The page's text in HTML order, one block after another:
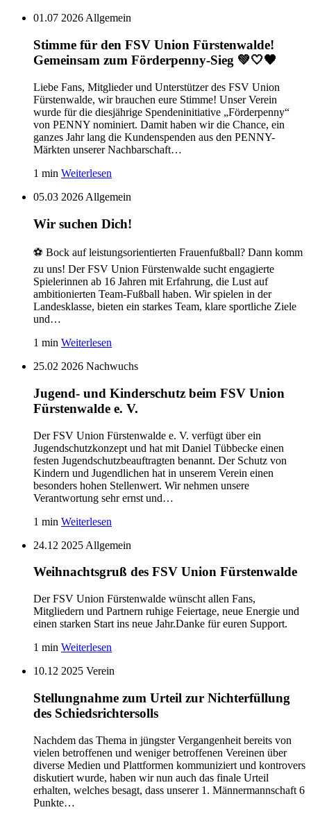
01.07 2026Allgemein
Stimme für den FSV Union Fürstenwalde!
Gemeinsam zum Förderpenny-Sieg 💚🤍🖤
Liebe Fans, Mitglieder und Unterstützer des FSV Union
Fürstenwalde, wir brauchen eure Stimme! Unser Verein
wurde für die diesjährige Spendeninitiative „Förderpenny“
von PENNY nominiert. Damit haben wir die Chance, ein
ganzes Jahr lang die Kundenspenden aus den PENNY-
Märkten unserer Nachbarschaft…
1 min Weiterlesen
05.03 2026 Allgemein
Wir suchen Dich!
⚽️ Bock auf leistungsorientierten Frauenfußball? Dann komm
zu uns! Der FSV Union Fürstenwalde sucht engagierte
Spielerinnen ab 16 Jahren mit Erfahrung, die Lust auf
ambitionierten Team-Fußball haben. Wir spielen in der
Landesklasse, bieten ein starkes Team, klare sportliche Ziele
und…
1 min Weiterlesen
25.02 2026 Nachwuchs
Jugend- und Kinderschutz beim FSV Union
Fürstenwalde e. V.
Der FSV Union Fürstenwalde e. V. verfügt über ein
Jugendschutzkonzept und hat mit Daniel Tübbecke einen
festen Jugendschutzbeauftragten benannt. Der Schutz von
Kindern und Jugendlichen hat in unserem Verein einen
besonders hohen Stellenwert. Wir nehmen unsere
Verantwortung sehr ernst und…
1 min Weiterlesen
24.12 2025 Allgemein
Weihnachtsgruß des FSV Union Fürstenwalde
Der FSV Union Fürstenwalde wünscht allen Fans,
Mitgliedern und Partnern ruhige Feiertage, neue Energie und
einen starken Start ins neue Jahr.Danke für euren Support.
1 min Weiterlesen
10.12 2025 Verein
Stellungnahme zum Urteil zur Nichterfüllung
des Schiedsrichtersolls
Nachdem das Thema in jüngster Vergangenheit bereits von
vielen betroffenen und weniger betroffenen Vereinen über
diverse Medien und Plattformen kommuniziert und kontrovers
diskutiert wurde, haben wir nun auch das finale Urteil
erhalten, welches besagt, dass unserer 1. Männermannschaft 6
Punkte…